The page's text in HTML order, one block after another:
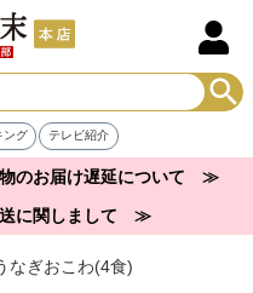
ング テレビ紹介
物のお届け遅延について ≫
送に関しまして ≫
なぎおこわ(4食)